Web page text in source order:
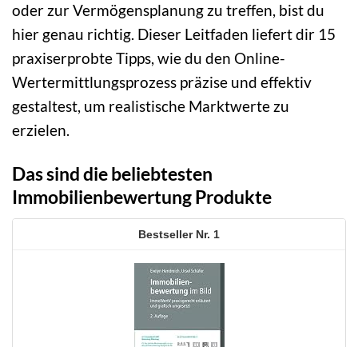
oder zur Vermögensplanung zu treffen, bist du
hier genau richtig. Dieser Leitfaden liefert dir 15
praxiserprobte Tipps, wie du den Online-
Wertermittlungsprozess präzise und effektiv
gestaltest, um realistische Marktwerte zu
erzielen.
Das sind die beliebtesten
Immobilienbewertung Produkte
1